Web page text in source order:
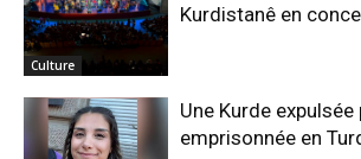
Culture
Kurdistanê en
Une Kurde
emprisonnée en